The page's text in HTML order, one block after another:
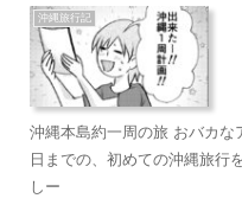
沖縄旅行記
沖縄本島約一周の旅 おバカな
日までの、初めての沖縄旅行
しー